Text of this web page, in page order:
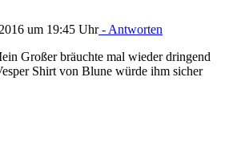
um 19:45 Uhr- Antworten
Großer bräuchte mal wieder dringend
Shirt von Blune würde ihm sicher